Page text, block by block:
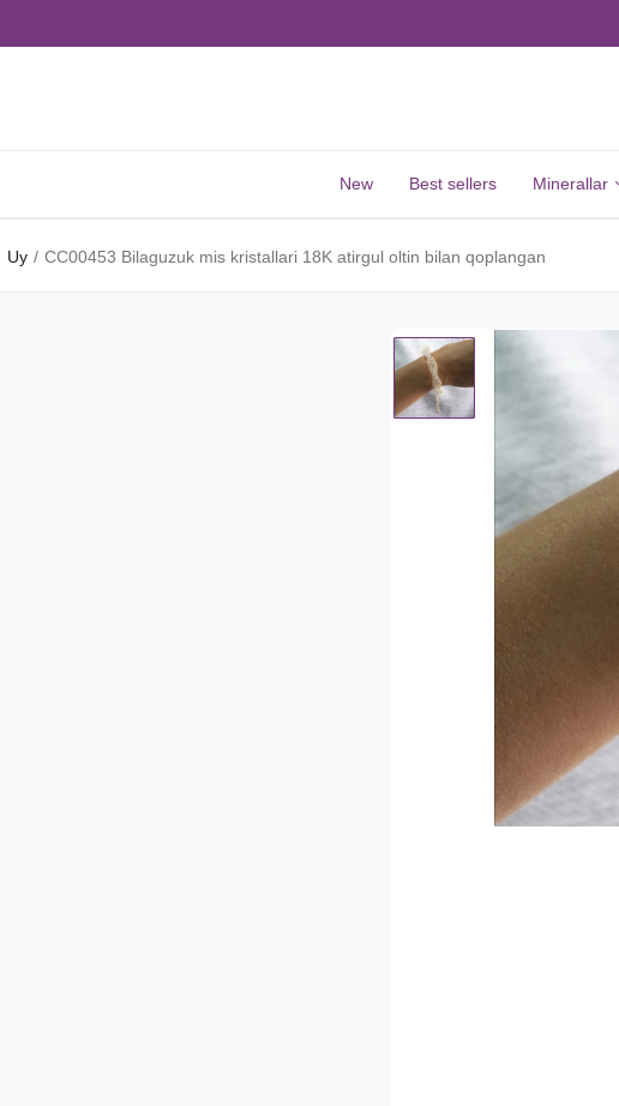
New Best sellers Minerallar
Barcha
Safir
Granat
Boshqalar
Uy CC00453 Bilaguzuk mis kristallari 18K atirgul oltin bilan qoplangan